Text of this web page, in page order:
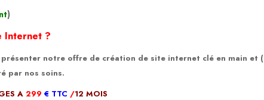
)
Internet ?
présenter notre offre de création de site internet clé en main et (
par nos soins.
A 299 € TTC /12 MOIS